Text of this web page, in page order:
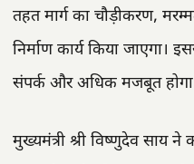
तहत मार्ग का चौड़ीकरण,
निर्माण कार्य किया जाएगा।
संपर्क और अधिक मजबूत
मुख्यमंत्री श्री विष्णुदेव साय